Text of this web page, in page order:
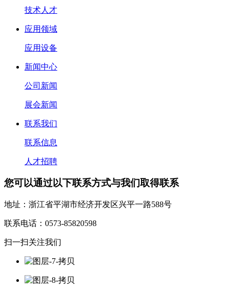
技术人才
应用领域
应用设备
新闻中心
公司新闻
展会新闻
联系我们
联系信息
人才招聘
您可以通过以下联系方式与我们取得联系
地址：浙江省平湖市经济开发区兴平一路588号
联系电话：0573-85820598
扫一扫关注我们